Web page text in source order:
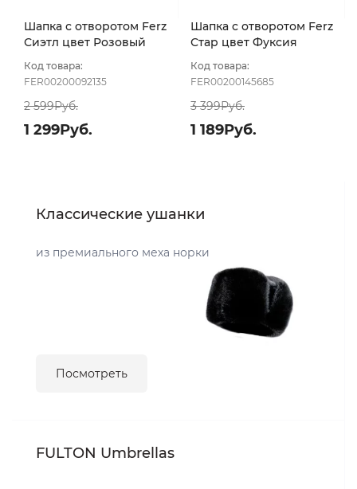
Шапка с отворотом Ferz
Сиэтл цвет Розовый
Код товара:
FER00200092135
2 599Руб.
1 299Руб.
Шапка с отворотом Ferz
Стар цвет Фуксия
Код товара:
FER00200145685
3 399Руб.
1 189Руб.
Классические ушанки
из премиального меха норки
Посмотреть
FULTON Umbrellas